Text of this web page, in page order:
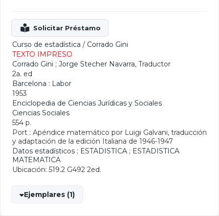
Curso de estadística / Corrado Gini
TEXTO IMPRESO
Corrado Gini ; Jorge Stecher Navarra, Traductor
2a. ed
Barcelona : Labor
1953
Enciclopedia de Ciencias Jurídicas y Sociales
Ciencias Sociales
554 p.
Port : Apéndice matemático por Luigi Galvani, traducción
y adaptación de la edición Italiana de 1946-1947
Datos estadísticos ; ESTADISTICA ; ESTADISTICA
MATEMATICA
Ubicación: 519.2 G492 2ed.
Ejemplares (1)